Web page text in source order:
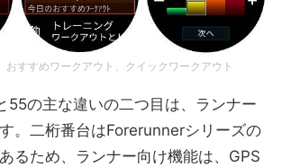
おすすめワークアウト、クイックワークアウト
55の主な違いの二つ目は、ランナー
。二桁番台はForerunnerシリーズの
るため、ランナー向け機能は、GPS